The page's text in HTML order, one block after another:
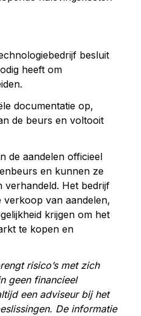
besluit
heeft om
documentatie op,
de beurs en voltooit
de aandelen officieel
en kunnen ze
verhandeld. Het bedrijf
verkoop van aandelen,
krijgen om het
te kopen en
risico’s met zich
geen financieel
een adviseur bij het
De informatie